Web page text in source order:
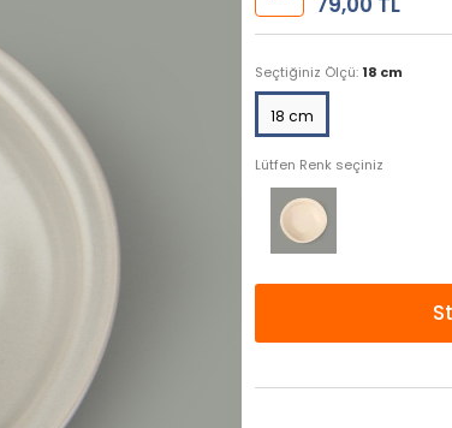
Seçtiğiniz Ölçü: 18 cm
18 cm
Lütfen Renk seçiniz